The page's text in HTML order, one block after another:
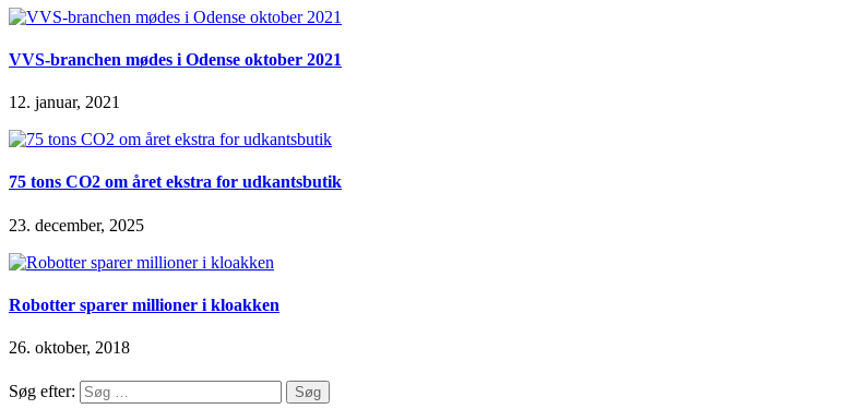
VVS-branchen mødes i Odense oktober 2021
12. januar, 2021
75 tons CO2 om året ekstra for udkantsbutik
23. december, 2025
Robotter sparer millioner i kloakken
26. oktober, 2018
Søg efter: